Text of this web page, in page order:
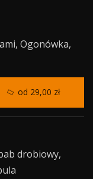
Ogonówka,
drobiowy,